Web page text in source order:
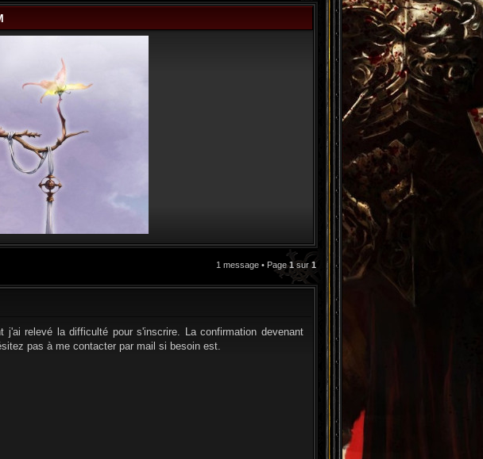
1 message • Page1sur 1
CITATION
j'ai relevé la difficulté pour s'inscrire. La confirmation devenant
pas à me contacter par mail si besoin est.